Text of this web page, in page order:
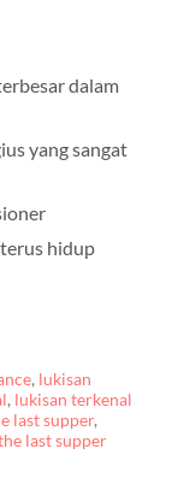
dalam
yang sangat
hidup
, lukisan
, lukisan terkenal
last supper,
last supper